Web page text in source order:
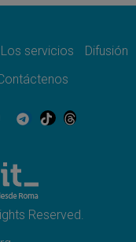
no cesa: 300
el mundo, solo la
Los servicios
Difusión
Reserved.